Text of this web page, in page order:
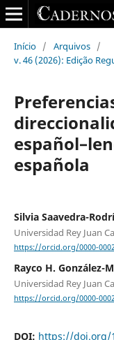
Início / Arquivos /
v. 46 (2026): Edição
española
Silvia Saavedra-
Universidad Rey Juan
https://orcid.org/0000-
Rayco H. González-
Universidad Rey Juan
https://orcid.org/0000-
DOI: https://doi.org/